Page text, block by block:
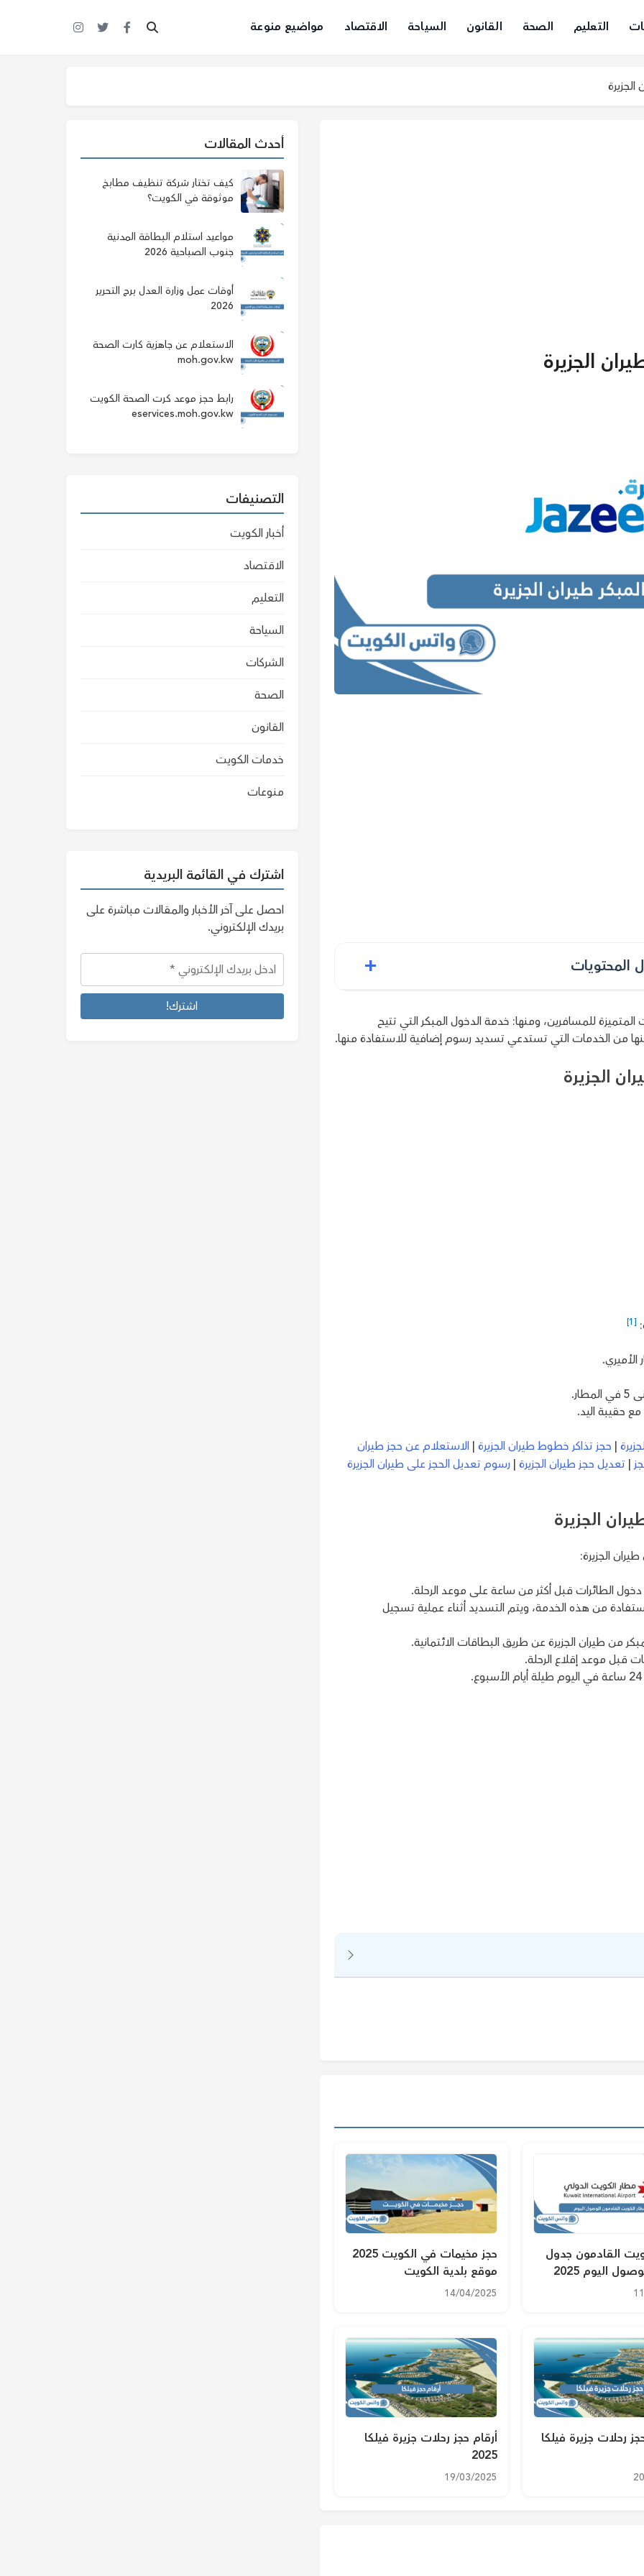
التعليم الصحة القانون السياحة الاقتصاد مواضيع منوعة
الجزيرة
المحتويات +
للمسافرين، ومنها: خدمة الدخول المبكر التي تتيح
من الخدمات التي تستدعي تسديد رسوم إضافية للاستفادة منها.
الجزيرة
[1]
حقيبة اليد.
| حجز تذاكر خطوط طيران الجزيرة | الاستعلام عن حجز طيران
| تعديل حجز طيران الجزيرة | رسوم تعديل الحجز على طيران الجزيرة
الجزيرة
الجزيرة:
الطائرات قبل أكثر من ساعة على موعد الرحلة.
للاستفادة من هذه الخدمة، ويتم التسديد أثناء عملية تسجيل
من طيران الجزيرة عن طريق البطاقات الائتمانية.
القادمون جدول
اليوم 2025
حجز مخيمات في الكويت 2025
موقع بلدية الكويت
14/04/2025
رحلات جزيرة فيلكا
أرقام حجز رحلات جزيرة فيلكا
2025
19/03/2025
أحدث المقالات
كيف تختار شركة تنظيف مطابخ
موثوقة في الكويت؟
مواعيد استلام البطاقة المدنية
جنوب الصباحية 2026
أوقات عمل وزارة العدل برج التحرير
2026
الاستعلام عن جاهزية كارت الصحة
moh.gov.kw
رابط حجز موعد كرت الصحة الكويت
eservices.moh.gov.kw
التصنيفات
أخبار الكويت
الاقتصاد
التعليم
السياحة
الشركات
الصحة
القانون
خدمات الكويت
منوعات
اشترك في القائمة البريدية
احصل على آخر الأخبار والمقالات مباشرة على
بريدك الإلكتروني.